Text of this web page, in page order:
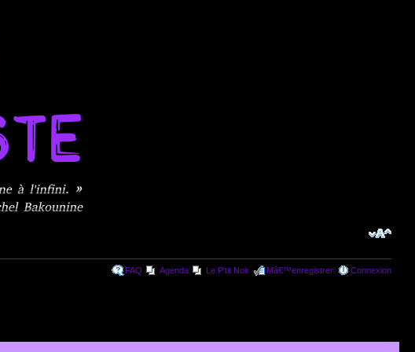
FAQ Agenda Le P'tit Noir Mâ€™enregistrer Connexion